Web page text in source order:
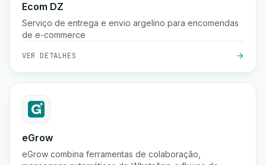
Ecom DZ
Serviço de entrega e envio argelino para encomendas
de e-commerce
VER DETALHES
eGrow
eGrow combina ferramentas de colaboração,